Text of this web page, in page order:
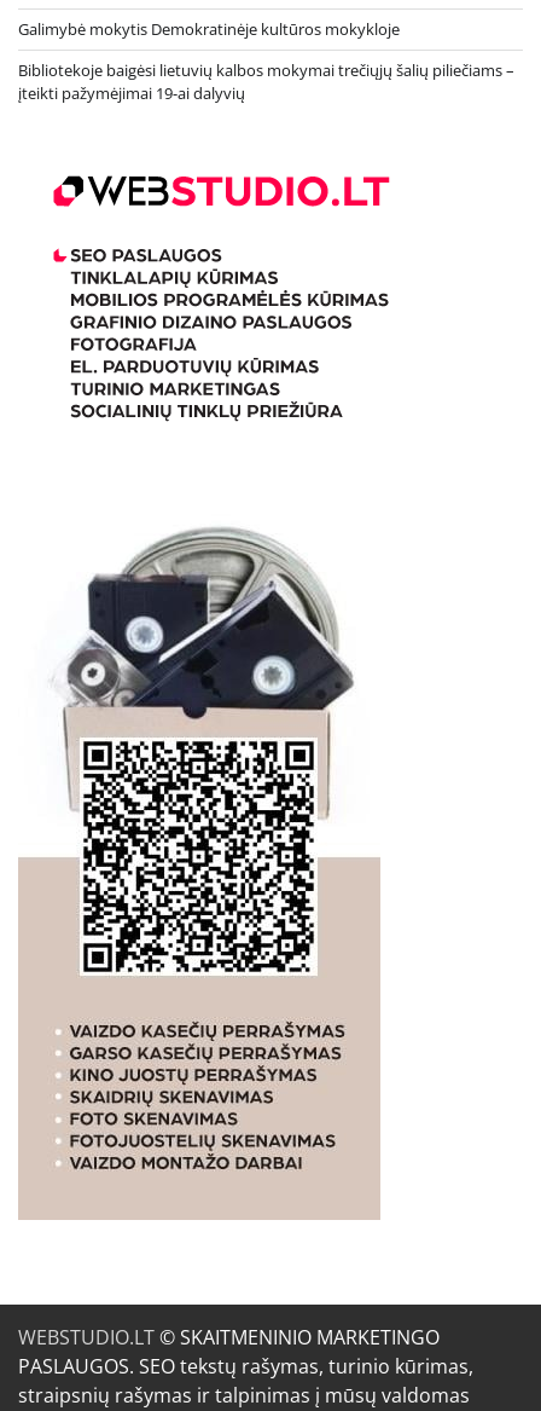
Galimybė mokytis Demokratinėje kultūros mokykloje
Bibliotekoje baigėsi lietuvių kalbos mokymai trečiųjų šalių piliečiams –
įteikti pažymėjimai 19-ai dalyvių
WEBSTUDIO.LT© SKAITMENINIO MARKETINGO
PASLAUGOS. SEO tekstų rašymas, turinio kūrimas,
straipsnių rašymas ir talpinimas į mūsų valdomas